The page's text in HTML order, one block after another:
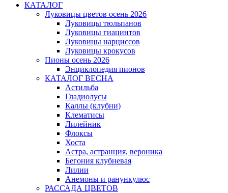
КАТАЛОГ
Луковицы цветов осень 2026
Луковицы тюльпанов
Луковицы гиацинтов
Луковицы нарциссов
Луковицы крокусов
Пионы осень 2026
Энциклопедия пионов
КАТАЛОГ ВЕСНА
Астильба
Гладиолусы
Каллы (клубни)
Клематисы
Лилейник
Флоксы
Хоста
Астра, астранция, вероника
Бегония клубневая
Лилии
Анемоны и ранункулюс
РАССАДА ЦВЕТОВ